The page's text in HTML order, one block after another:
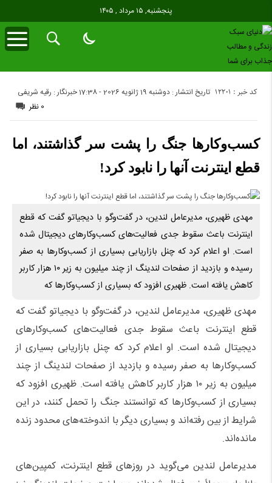
پنجشنبه, ۱۵ مرداد , ۱۴۰۵
تاریخ انتشار : دوشنبه 19 ژانویه 2026 - 17:38 خبرنگار : رقیه شریفی کد خبر : 12201
0 نظر
کسب‌وکارها جنگ را پشت سر گذاشتند، اما
قطع اینترنت آنها را نابود کرد!
مهدی ظهیری، مدیرعامل لندین، در گفت‌وگو با دیجیاتو گفت که قطع
اینترنت باعث سقوط جدی فعالیت‌های کسب‌وکارهای دیجیتال شده
است. او اعلام کرد که چنل بازاریابی بسیاری از کسب‌وکارها به صفر
رسیده و بازدید از صفحات لندینگ از چند میلیون به زیر ۱۰ هزار کاربر
کاهش یافته است. ظهیری افزود که بسیاری از کسب‌وکارها که
مهدی ظهیری، مدیرعامل لندین، در گفت‌وگو با دیجیاتو گفت که
قطع اینترنت باعث سقوط جدی فعالیت‌های کسب‌وکارهای
دیجیتال شده است. او اعلام کرد که چنل بازاریابی بسیاری از
کسب‌وکارها به صفر رسیده و بازدید از صفحات لندینگ از چند
میلیون به زیر ۱۰ هزار کاربر کاهش یافته است. ظهیری افزود که
بسیاری از کسب‌وکارها که توانستند جنگ را تحمل کنند، در این
شرایط از بین رفته‌اند و بسیاری دیگر با اندوخته‌های محدود زنده
مانده‌اند.
مدیرعامل لندین می‌گوید در روزهای قطع اینترنت، کمپین‌های